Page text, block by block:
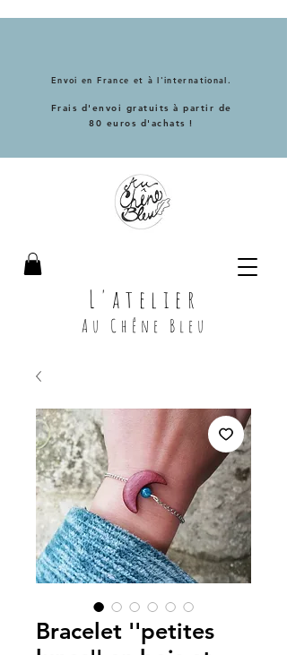
L'atelier
Au Chêne Bleu
Envoi en France et à l'international.
Frais d'envoi gratuits à partir de
80 euros d'achats !
Bracelet ''petites